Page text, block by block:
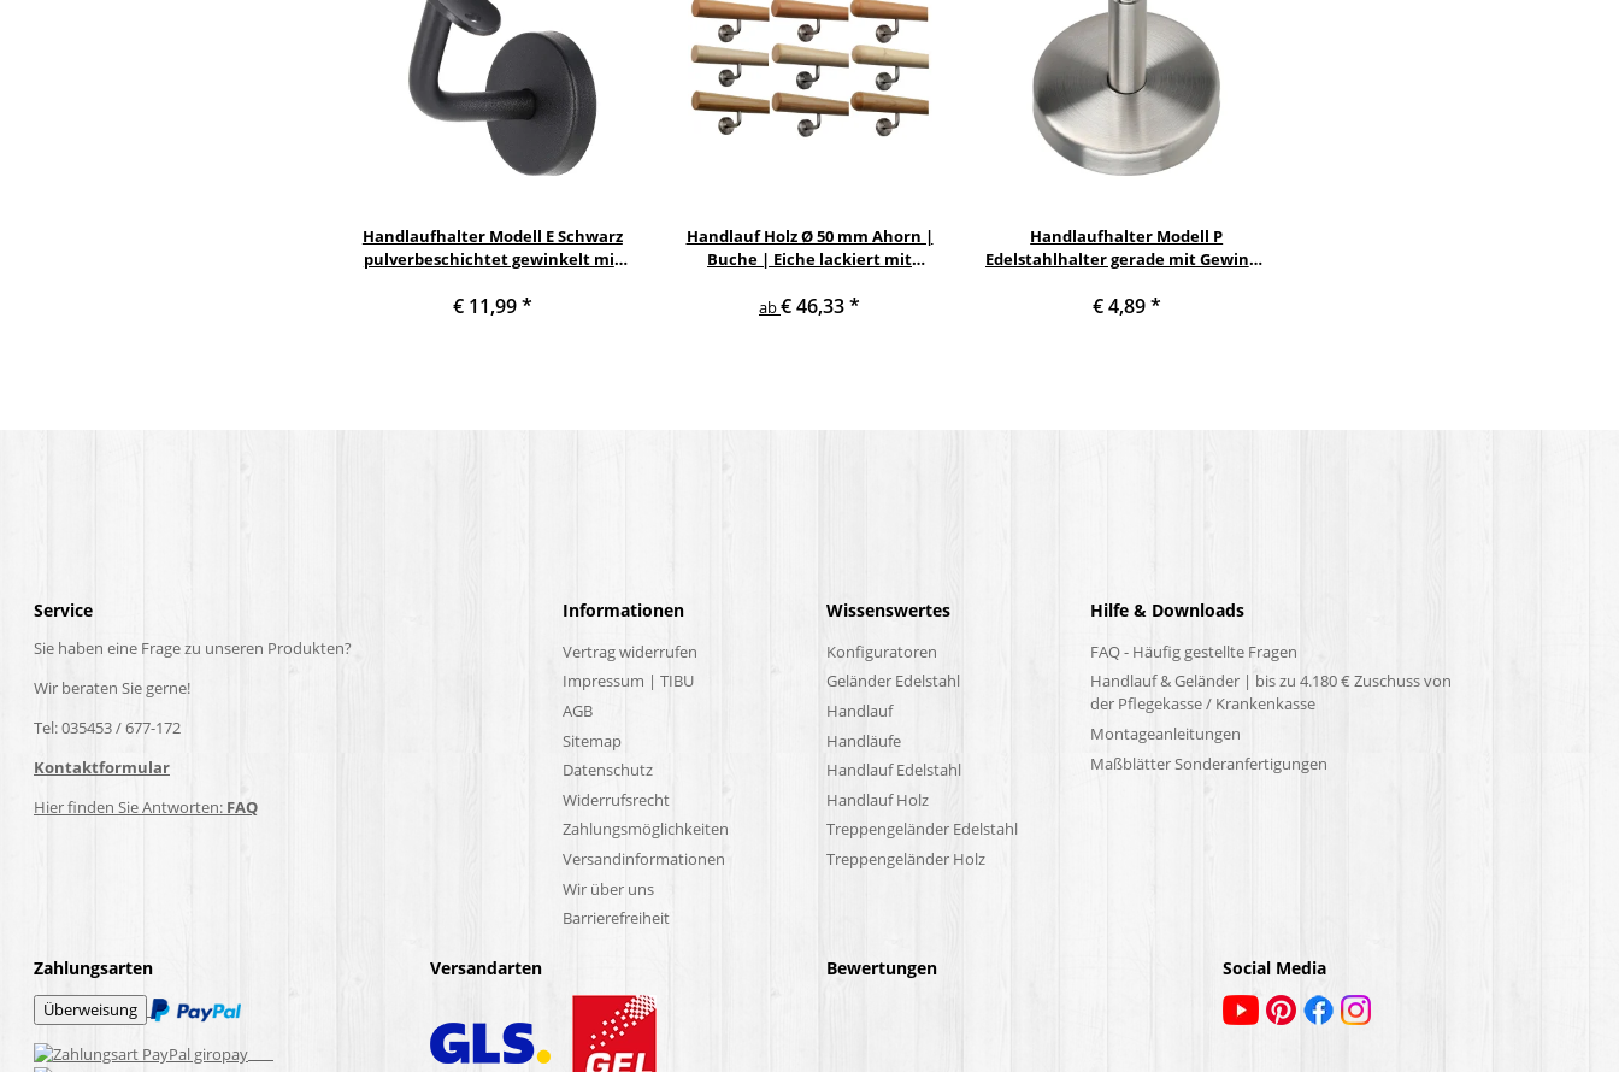
Handlaufhalter Modell E Schwarz
pulverbeschichtet gewinkelt mit
€ 11,99*
Handlauf Holz Ø 50 mm Ahorn |
Buche | Eiche lackiert mit
Edelstahlhalter
ab€ 46,33*
Handlaufhalter Modell P
Edelstahlhalter gerade mit Gewinde
€ 4,89*
Service
Sie haben eine Frage zu unseren Produkten?
Wir beraten Sie gerne!
Tel: 035453 / 677-172
Kontaktformular
Hier finden Sie Antworten: FAQ
Informationen
Vertrag widerrufen
Impressum | TIBU
AGB
Sitemap
Datenschutz
Widerrufsrecht
Zahlungsmöglichkeiten
Versandinformationen
Wir über uns
Barrierefreiheit
Wissenswertes
Konfiguratoren
Geländer Edelstahl
Handlauf
Handläufe
Handlauf Edelstahl
Handlauf Holz
Treppengeländer Edelstahl
Treppengeländer Holz
Hilfe & Downloads
FAQ - Häufig gestellte Fragen
Handlauf & Geländer | bis zu 4.180 € Zuschuss von
der Pflegekasse / Krankenkasse
Montageanleitungen
Maßblätter Sonderanfertigungen
Zahlungsarten Versandarten Bewertungen Social Media